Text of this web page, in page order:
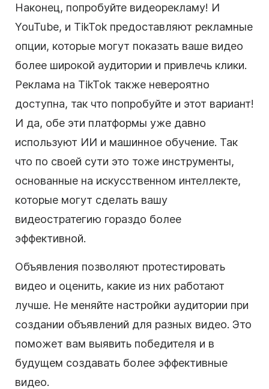
Наконец, попробуйте видеорекламу! И
YouTube, и TikTok предоставляют рекламные
опции, которые могут показать ваше видео
более широкой аудитории и привлечь клики.
Реклама на TikTok также невероятно
доступна, так что попробуйте и этот вариант!
И да, обе эти платформы уже давно
используют ИИ и машинное обучение. Так
что по своей сути это тоже инструменты,
основанные на искусственном интеллекте,
которые могут сделать вашу
видеостратегию гораздо более
эффективной.
Объявления позволяют протестировать
видео и оценить, какие из них работают
лучше. Не меняйте настройки аудитории при
создании объявлений для разных видео. Это
поможет вам выявить победителя и в
будущем создавать более эффективные
видео.